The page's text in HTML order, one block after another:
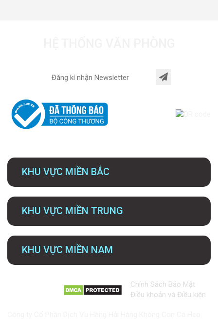
KHU VỰC MIỀN BẮC
KHU VỰC MIỀN TRUNG
KHU VỰC MIỀN NAM
Chính Sách Bảo Mật
Điều khoản và Điều kiện